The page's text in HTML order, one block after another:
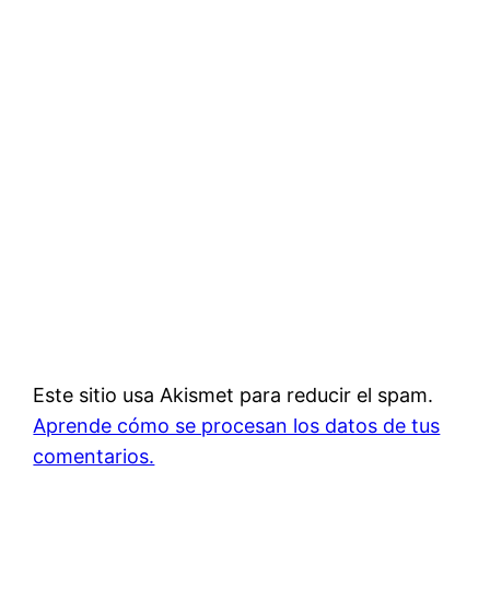
Este sitio usa Akismet para reducir el spam.
Aprende cómo se procesan los datos de tus
comentarios.